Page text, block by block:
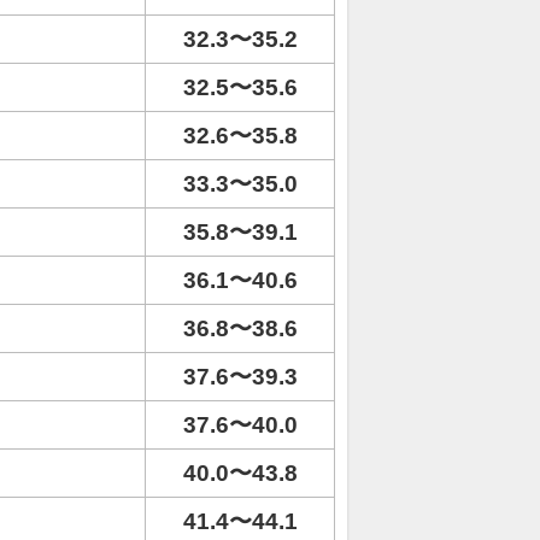
32.3〜35.2
32.5〜35.6
32.6〜35.8
33.3〜35.0
35.8〜39.1
36.1〜40.6
36.8〜38.6
37.6〜39.3
37.6〜40.0
40.0〜43.8
41.4〜44.1